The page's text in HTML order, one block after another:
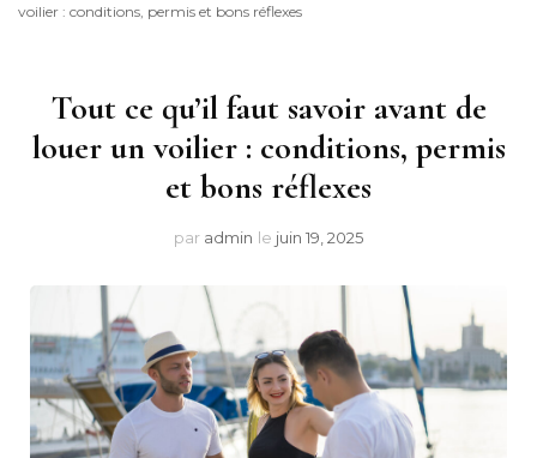
voilier : conditions, permis et bons réflexes
Tout ce qu’il faut savoir avant de
louer un voilier : conditions, permis
et bons réflexes
par admin le juin 19, 2025